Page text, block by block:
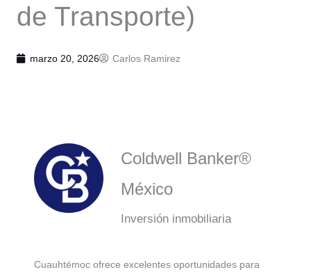
de Transporte)
marzo 20, 2026 Carlos Ramirez
Coldwell Banker®
México
Inversión inmobiliaria
Cuauhtémoc ofrece excelentes oportunidades para